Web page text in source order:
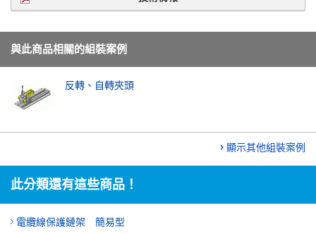
與此商品相關的組裝案例
反轉、自轉夾頭
顯示其他組裝案例
此分類還有這些商品！
電纜線保護鏈架 簡易型